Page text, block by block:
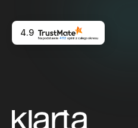
4.9
Na podstawie 4113 opinii z całego okresu